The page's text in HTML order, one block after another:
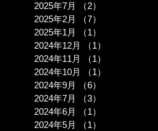
2025年7月
（2）
2025年2月
（7）
2025年1月
（1）
2024年12月
（1）
2024年11月
（1）
2024年10月
（1）
2024年9月
（6）
2024年7月
（3）
2024年6月
（1）
2024年5月
（1）